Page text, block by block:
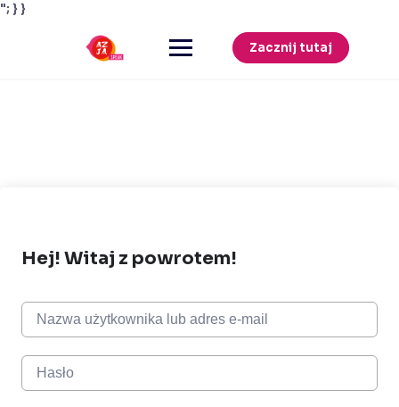
"; } }
Zacznij tutaj
Hej! Witaj z powrotem!